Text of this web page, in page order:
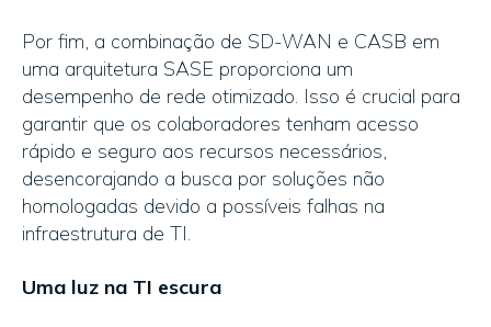
Por fim, a combinação de SD-WAN e CASB em
uma arquitetura SASE proporciona um
desempenho de rede otimizado. Isso é crucial para
garantir que os colaboradores tenham acesso
rápido e seguro aos recursos necessários,
desencorajando a busca por soluções não
homologadas devido a possíveis falhas na
infraestrutura de TI.
Uma luz na TI escura